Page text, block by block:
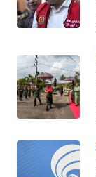
WN
WN
KALSEL
KALTIM